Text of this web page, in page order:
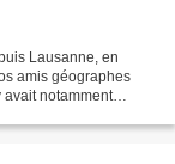
Lausanne, en
amis géographes
notamment